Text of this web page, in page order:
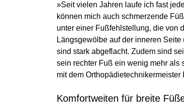
»Seit vielen Jahren laufe ich fast
können mich auch schmerzende
unter einer Fußfehlstellung, die von
Längsgewölbe auf der inneren
sind stark abgeflacht. Zudem sind
sein rechter Fuß ein wenig mehr als
mit dem
Komfortweiten für breite